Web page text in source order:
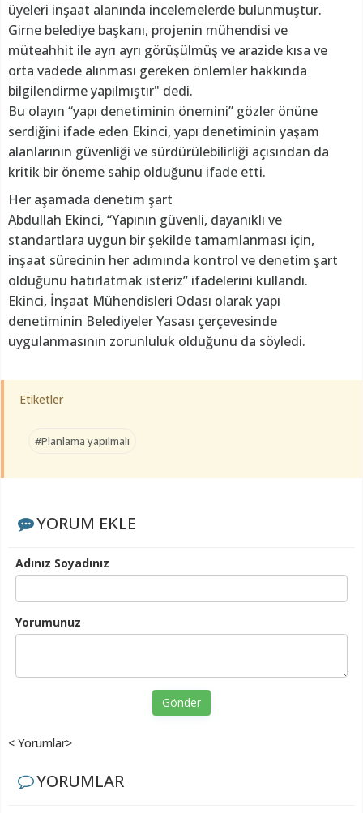
üyeleri inşaat alanında incelemelerde bulunmuştur.
Girne belediye başkanı, projenin mühendisi ve
müteahhit ile ayrı ayrı görüşülmüş ve arazide kısa ve
orta vadede alınması gereken önlemler hakkında
bilgilendirme yapılmıştır" dedi.
Bu olayın “yapı denetiminin önemini” gözler önüne
serdiğini ifade eden Ekinci, yapı denetiminin yaşam
alanlarının güvenliği ve sürdürülebilirliği açısından da
kritik bir öneme sahip olduğunu ifade etti.
Her aşamada denetim şart
Abdullah Ekinci, “Yapının güvenli, dayanıklı ve
standartlara uygun bir şekilde tamamlanması için,
inşaat sürecinin her adımında kontrol ve denetim şart
olduğunu hatırlatmak isteriz” ifadelerini kullandı.
Ekinci, İnşaat Mühendisleri Odası olarak yapı
denetiminin Belediyeler Yasası çerçevesinde
uygulanmasının zorunluluk olduğunu da söyledi.
Etiketler
#Planlama yapılmalı
YORUM EKLE
Adınız Soyadınız
Yorumunuz
Gönder
< Yorumlar>
YORUMLAR